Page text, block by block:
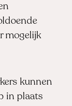
mogelijk
kunnen
in plaats